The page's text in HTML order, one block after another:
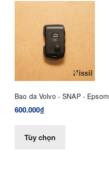
Bao da Volvo - SNAP - Epsom
600.000₫
Tùy chọn